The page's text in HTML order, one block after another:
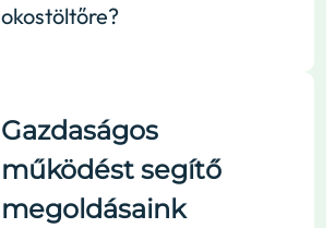
okostöltőre?
Gazdaságos
működést segítő
megoldásaink